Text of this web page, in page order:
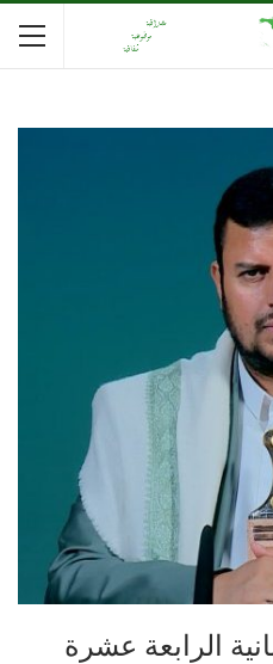
الرابعة عشرة